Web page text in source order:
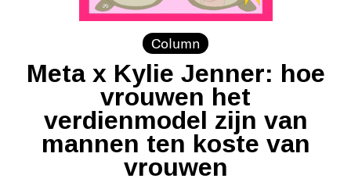
Column
Meta x Kylie Jenner: hoe
vrouwen het
verdienmodel zijn van
mannen ten koste van
vrouwen